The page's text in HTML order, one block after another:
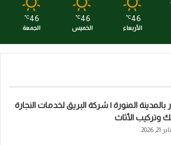
46
℃
الأربعاء
46
℃
الخميس
46
℃
الجمعة
بالمدينة المنورة | شركة البريق لخدمات النجارة
وتركيب الأثاث
21, 2026